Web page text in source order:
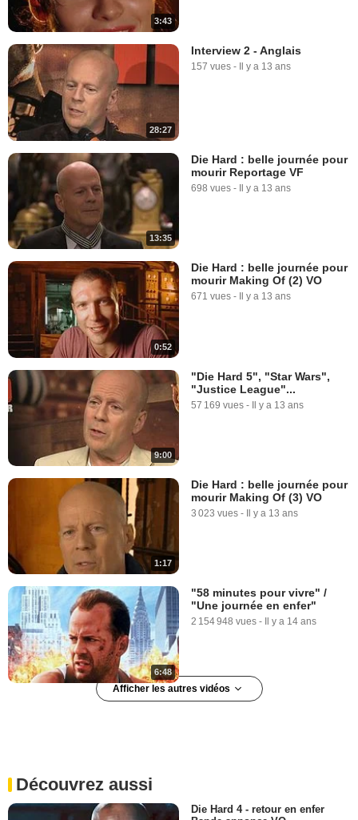
3:43
28:27
Interview 2 - Anglais
157 vues - Il y a 13 ans
13:35
Die Hard : belle journée pour
mourir Reportage VF
698 vues - Il y a 13 ans
0:52
Die Hard : belle journée pour
mourir Making Of (2) VO
671 vues - Il y a 13 ans
9:00
"Die Hard 5", "Star Wars",
"Justice League"...
57 169 vues - Il y a 13 ans
1:17
Die Hard : belle journée pour
mourir Making Of (3) VO
3 023 vues - Il y a 13 ans
6:48
"58 minutes pour vivre" /
"Une journée en enfer"
2 154 948 vues - Il y a 14 ans
Afficher les autres vidéos
2:11
Découvrez aussi
Die Hard 4 - retour en enfer